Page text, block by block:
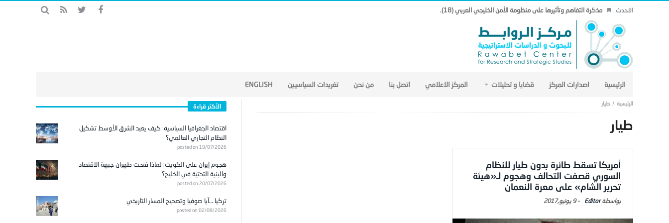
الاحدث مذكرة التفاهم وتأثيرها على منظومة الأمن الخليجي العربي (18).
الرئيسية اصدارات المركز قضايا و تحليلات المركز الاعلامي اتصل بنا من نحن تغريدات السياسيين ENGLISH
طيار
طيار
أمريكا تسقط طائرة بدون طيار للنظام
السوري قصفت التحالف وهجوم لـ«هيئة
تحرير الشام» على معرة النعمان
Editor
-9 يونيو,2017
الأكثر قراءة
اقتصاد الجغرافيا السياسية: كيف يعيد الشرق الأوسط تشكيل
النظام التجاري العالمي؟
posted on 19/07/2026
هجوم إيران على الكويت: لماذا فتحت طهران جبهة الاقتصاد
والبنية التحتية في الخليج؟
posted on 20/07/2026
تركيا …آيا صوفيا وتصحيح المسار التاريخي
posted on 02/08/2026